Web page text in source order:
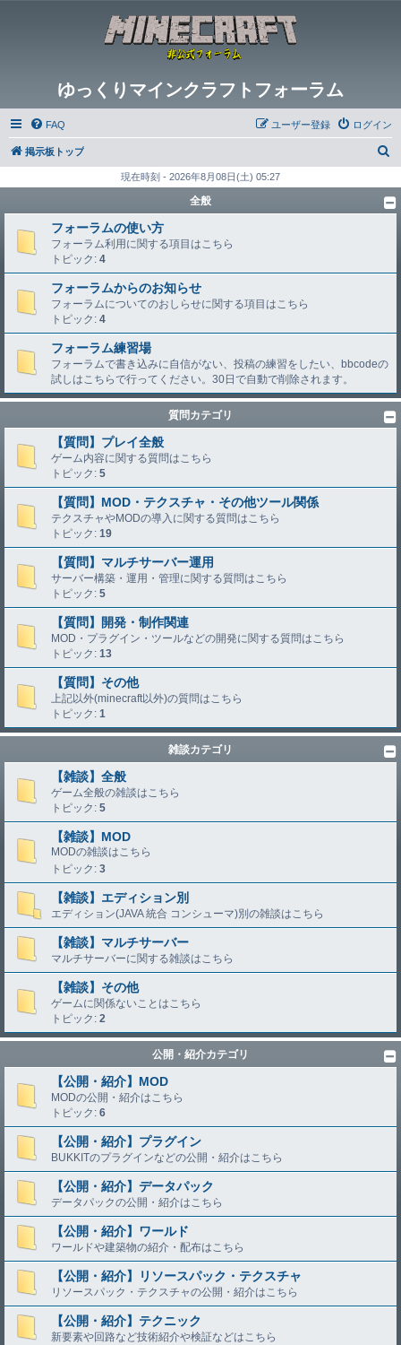
ゆっくりマインクラフトフォーラム
FAQ ログイン
ユーザー登録
掲示板トップ
現在時刻 - 2026年8月08日(土) 05:27
全般
フォーラムの使い方
フォーラム利用に関する項目はこちら
トピック: 4
フォーラムからのお知らせ
フォーラムについてのおしらせに関する項目はこちら
トピック: 4
フォーラム練習場
フォーラムで書き込みに自信がない、投稿の練習をしたい、bbcodeの
試しはこちらで行ってください。30日で自動で削除されます。
質問カテゴリ
【質問】プレイ全般
ゲーム内容に関する質問はこちら
トピック: 5
【質問】MOD・テクスチャ・その他ツール関係
テクスチャやMODの導入に関する質問はこちら
トピック: 19
【質問】マルチサーバー運用
サーバー構築・運用・管理に関する質問はこちら
トピック: 5
【質問】開発・制作関連
MOD・プラグイン・ツールなどの開発に関する質問はこちら
トピック: 13
【質問】その他
上記以外(minecraft以外)の質問はこちら
トピック: 1
雑談カテゴリ
【雑談】全般
ゲーム全般の雑談はこちら
トピック: 5
【雑談】MOD
MODの雑談はこちら
トピック: 3
【雑談】エディション別
エディション(JAVA 統合 コンシューマ)別の雑談はこちら
【雑談】マルチサーバー
マルチサーバーに関する雑談はこちら
【雑談】その他
ゲームに関係ないことはこちら
トピック: 2
公開・紹介カテゴリ
【公開・紹介】MOD
MODの公開・紹介はこちら
トピック: 6
【公開・紹介】プラグイン
BUKKITのプラグインなどの公開・紹介はこちら
【公開・紹介】データパック
データパックの公開・紹介はこちら
【公開・紹介】ワールド
ワールドや建築物の紹介・配布はこちら
【公開・紹介】リソースパック・テクスチャ
リソースパック・テクスチャの公開・紹介はこちら
【公開・紹介】テクニック
新要素や回路など技術紹介や検証などはこちら